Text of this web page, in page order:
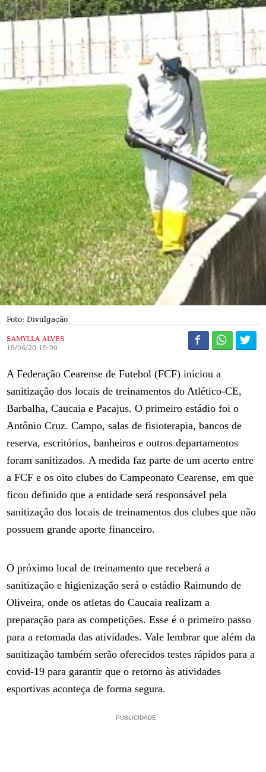
Foto: Divulgação
SAMYLLA ALVES
19/06/20 19:00
A Federação Cearense de Futebol (FCF) iniciou a
sanitização dos locais de treinamentos do Atlético-CE,
Barbalha, Caucaia e Pacajus. O primeiro estádio foi o
Antônio Cruz. Campo, salas de fisioterapia, bancos de
reserva, escritórios, banheiros e outros departamentos
foram sanitizados. A medida faz parte de um acerto entre
a FCF e os oito clubes do Campeonato Cearense, em que
ficou definido que a entidade será responsável pela
sanitização dos locais de treinamentos dos clubes que não
possuem grande aporte financeiro.
O próximo local de treinamento que receberá a
sanitização e higienização será o estádio Raimundo de
Oliveira, onde os atletas do Caucaia realizam a
preparação para as competições. Esse é o primeiro passo
para a retomada das atividades. Vale lembrar que além da
sanitização também serão oferecidos testes rápidos para a
covid-19 para garantir que o retorno às atividades
esportivas aconteça de forma segura.
PUBLICIDADE